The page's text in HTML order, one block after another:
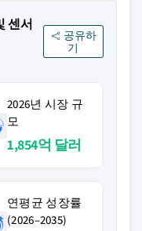
센서
공유하
기
2026년 시장 규
모
1,854억 달러
연평균 성장률
(2026–2035)